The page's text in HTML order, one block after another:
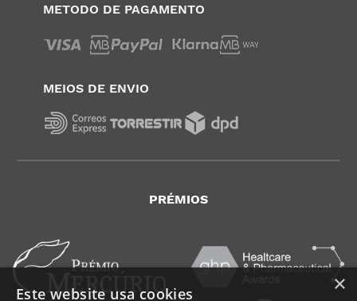
METODO DE PAGAMENTO
MEIOS DE ENVIO
PRÉMIOS
×
Este website usa cookies